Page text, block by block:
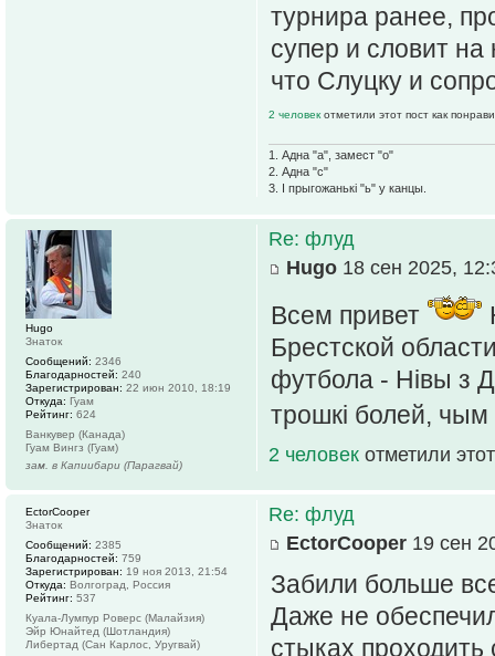
турнира ранее,
супер и словит
что Слуцку и
2 человек отметили этот пост как
1. Адна "а", замест "о"
2. Адна "с"
3. І прыгожанькі "ь" у канцы.
Re: флуд
Hugo 18 сен 2025,
Всем привет
Брестской
футбола - Нівы з
трошкі болей,
2 человек отметили
Hugo
Знаток
Сообщений: 2346
Благодарностей: 240
Зарегистрирован: 22 июн 2010, 18:19
Откуда: Гуам
Рейтинг: 624
Ванкувер (Канада)
Гуам Вингз (Гуам)
зам. в Капиибари (Парагвай)
Re: флуд
EctorCooper 19 сен
Забили больше
Даже не
стыках проходить
EctorCooper
Знаток
Сообщений: 2385
Благодарностей: 759
Зарегистрирован: 19 ноя 2013, 21:54
Откуда: Волгоград, Россия
Рейтинг: 537
Куала-Лумпур Роверс (Малайзия)
Эйр Юнайтед (Шотландия)
Либертад (Сан Карлос, Уругвай)